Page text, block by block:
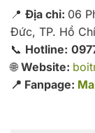
📍 Địa chỉ: 06
Đức, TP. Hồ
📞 Hotline:
🌐 Website:
📍 Fanpage: